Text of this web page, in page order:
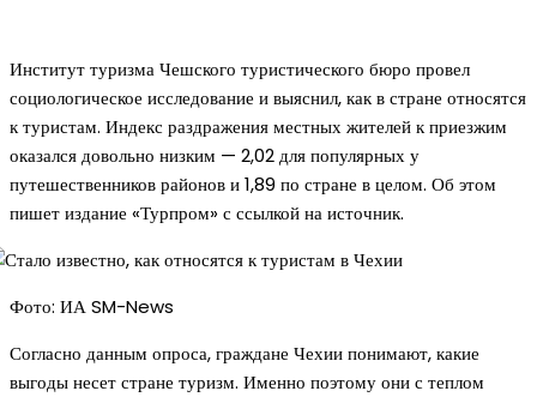
Институт туризма Чешского туристического бюро провел
социологическое исследование и выяснил, как в стране относятся
к туристам. Индекс раздражения местных жителей к приезжим
оказался довольно низким — 2,02 для популярных у
путешественников районов и 1,89 по стране в целом. Об этом
пишет издание «Турпром» с ссылкой на источник.
Фото: ИА SM-News
Согласно данным опроса, граждане Чехии понимают, какие
выгоды несет стране туризм. Именно поэтому они с теплом